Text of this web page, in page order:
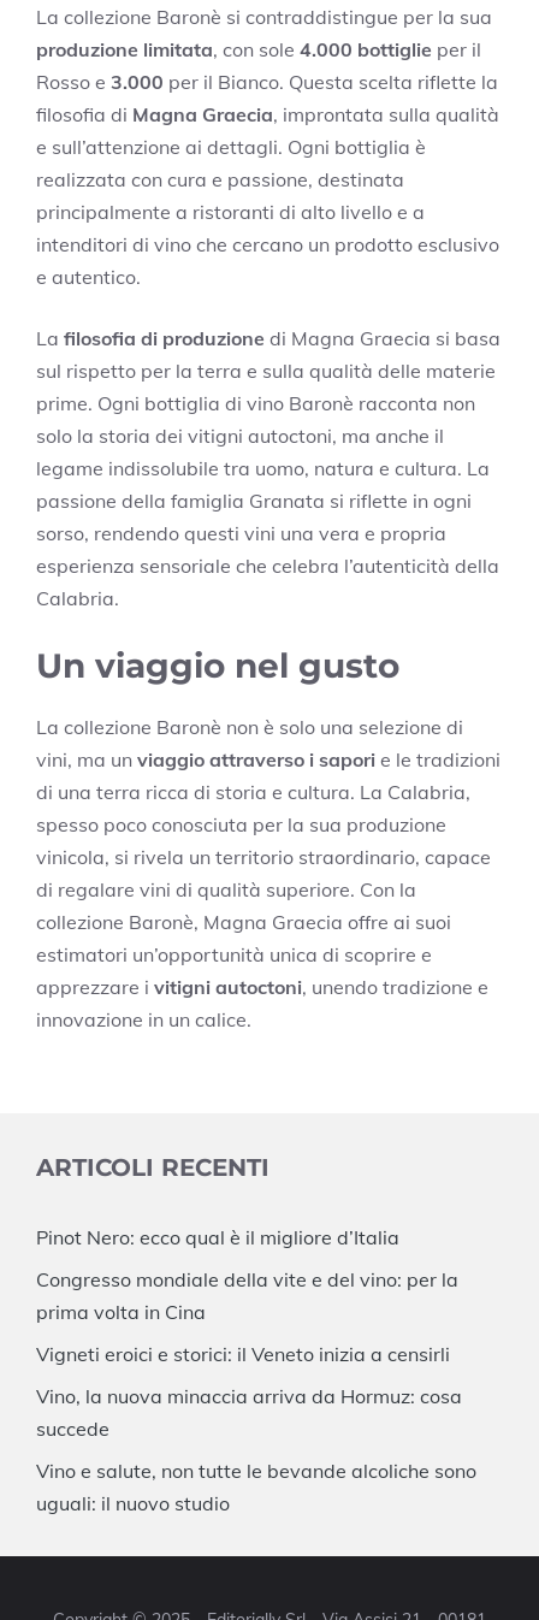
La collezione Baronè si contraddistingue per la sua
produzione limitata, con sole 4.000 bottiglie per il
Rosso e 3.000 per il Bianco. Questa scelta riflette la
filosofia di Magna Graecia, improntata sulla qualità
e sull’attenzione ai dettagli. Ogni bottiglia è
realizzata con cura e passione, destinata
principalmente a ristoranti di alto livello e a
intenditori di vino che cercano un prodotto esclusivo
e autentico.
La filosofia di produzione di Magna Graecia si basa
sul rispetto per la terra e sulla qualità delle materie
prime. Ogni bottiglia di vino Baronè racconta non
solo la storia dei vitigni autoctoni, ma anche il
legame indissolubile tra uomo, natura e cultura. La
passione della famiglia Granata si riflette in ogni
sorso, rendendo questi vini una vera e propria
esperienza sensoriale che celebra l’autenticità della
Calabria.
Un viaggio nel gusto
La collezione Baronè non è solo una selezione di
vini, ma un viaggio attraverso i sapori e le tradizioni
di una terra ricca di storia e cultura. La Calabria,
spesso poco conosciuta per la sua produzione
vinicola, si rivela un territorio straordinario, capace
di regalare vini di qualità superiore. Con la
collezione Baronè, Magna Graecia offre ai suoi
estimatori un’opportunità unica di scoprire e
apprezzare i vitigni autoctoni, unendo tradizione e
innovazione in un calice.
ARTICOLI RECENTI
Pinot Nero: ecco qual è il migliore d’Italia
Congresso mondiale della vite e del vino: per la
prima volta in Cina
Vigneti eroici e storici: il Veneto inizia a censirli
Vino, la nuova minaccia arriva da Hormuz: cosa
succede
Vino e salute, non tutte le bevande alcoliche sono
uguali: il nuovo studio